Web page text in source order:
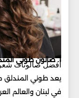
أفضل صالونات
1. صالون طوني المندلق Tony El Mendelek
يعد طوني المندلق
في لبنان والعالم